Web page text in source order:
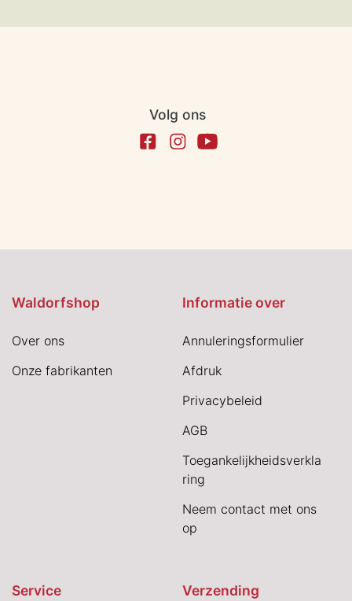
Volg ons
Waldorfshop
Over ons
Onze fabrikanten
Informatie over
Annuleringsformulier
Afdruk
Privacybeleid
AGB
Toegankelijkheidsverkla
ring
Neem contact met ons
op
Service Verzending